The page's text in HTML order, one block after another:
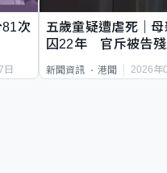
次
五歲童疑遭虐死｜
囚22年 官斥被告
新聞資訊 港聞 2026年